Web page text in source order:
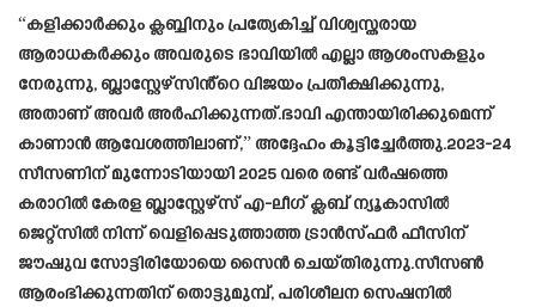
“കളിക്കാർക്കും ക്ലബ്ബിനും പ്രത്യേകിച്ച് വിശ്വസ്തരായ
ആരാധകർക്കും അവരുടെ ഭാവിയിൽ എല്ലാ ആശംസകളും
നേരുന്നു, ബ്ലാസ്റ്റേഴ്സിൻ്റെ വിജയം പ്രതീക്ഷിക്കുന്നു,
അതാണ് അവർ അർഹിക്കുന്നത്.ഭാവി എന്തായിരിക്കുമെന്ന്
കാണാൻ ആവേശത്തിലാണ്,” അദ്ദേഹം കൂട്ടിച്ചേർത്തു.2023-24
സീസണിന് മുന്നോടിയായി 2025 വരെ രണ്ട് വർഷത്തെ
കരാറിൽ കേരള ബ്ലാസ്റ്റേഴ്സ് എ-ലീഗ് ക്ലബ് ന്യൂകാസിൽ
ജെറ്റ്സിൽ നിന്ന് വെളിപ്പെടുത്താത്ത ട്രാൻസ്ഫർ ഫീസിന്
ജൗഷുവ സോട്ടിരിയോയെ സൈൻ ചെയ്തിരുന്നു.സീസൺ
ആരംഭിക്കുന്നതിന് തൊട്ടുമുമ്പ്, പരിശീലന സെഷനിൽ